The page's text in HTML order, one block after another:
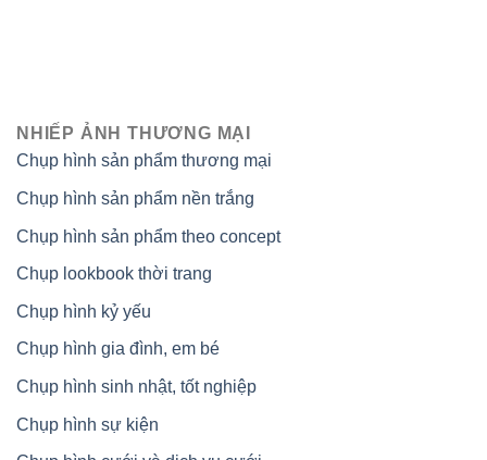
NHIẾP ẢNH THƯƠNG MẠI
Chụp hình sản phẩm thương mại
Chụp hình sản phẩm nền trắng
Chụp hình sản phẩm theo concept
Chụp lookbook thời trang
Chụp hình kỷ yếu
Chụp hình gia đình, em bé
Chụp hình sinh nhật, tốt nghiệp
Chụp hình sự kiện